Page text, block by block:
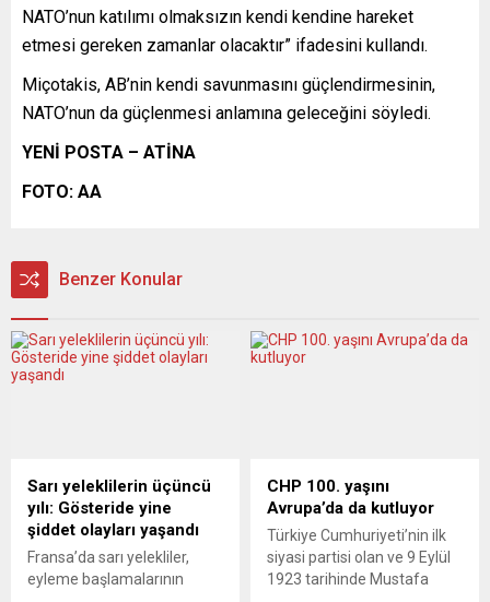
NATO’nun katılımı olmaksızın kendi kendine hareket
etmesi gereken zamanlar olacaktır” ifadesini kullandı.
Miçotakis, AB’nin kendi savunmasını güçlendirmesinin,
NATO’nun da güçlenmesi anlamına geleceğini söyledi.
YENİ POSTA – ATİNA
FOTO: AA
Benzer Konular
Sarı yeleklilerin üçüncü
yılı: Gösteride yine
şiddet olayları yaşandı
Fransa’da sarı yelekliler,
eyleme başlamalarının
CHP 100. yaşını
Avrupa’da da kutluyor
Türkiye Cumhuriyeti’nin ilk
siyasi partisi olan ve 9 Eylül
1923 tarihinde Mustafa